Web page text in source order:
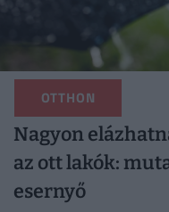
OTTHON
Nagyon
az ott lakók:
esernyő